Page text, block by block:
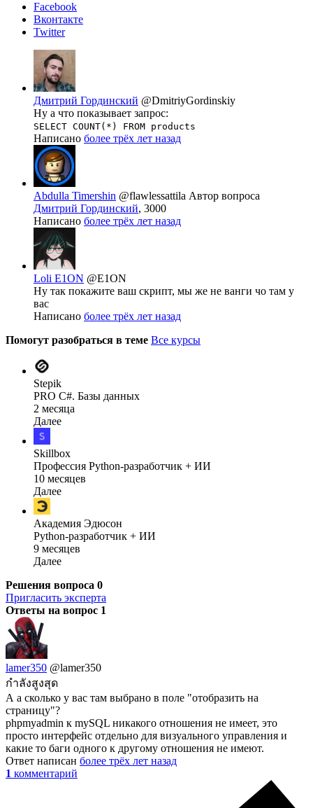
Facebook
Вконтакте
Twitter
Дмитрий Гординский @DmitriyGordinskiy
Ну а что показывает запрос:
SELECT COUNT(*) FROM products
Написано более трёх лет назад
Abdulla Timershin @flawlessattila Автор вопроса
Дмитрий Гординский, 3000
Написано более трёх лет назад
Loli E1ON @E1ON
Ну так покажите ваш скрипт, мы же не ванги чо там у
вас
Написано более трёх лет назад
Помогут разобраться в теме Все курсы
Stepik
PRO C#. Базы данных
2 месяца
Далее
Skillbox
Профессия Python-разработчик + ИИ
10 месяцев
Далее
Академия Эдюсон
Python-разработчик + ИИ
9 месяцев
Далее
Решения вопроса 0
Пригласить эксперта
Ответы на вопрос 1
lamer350 @lamer350
กำลังสูงสุด
А а сколько у вас там выбрано в поле "отобразить на
страницу"?
phpmyadmin к mySQL никакого отношения не имеет, это
просто интерфейс отдельно для визуального управления и
какие то баги одного к другому отношения не имеют.
Ответ написан более трёх лет назад
1 комментарий